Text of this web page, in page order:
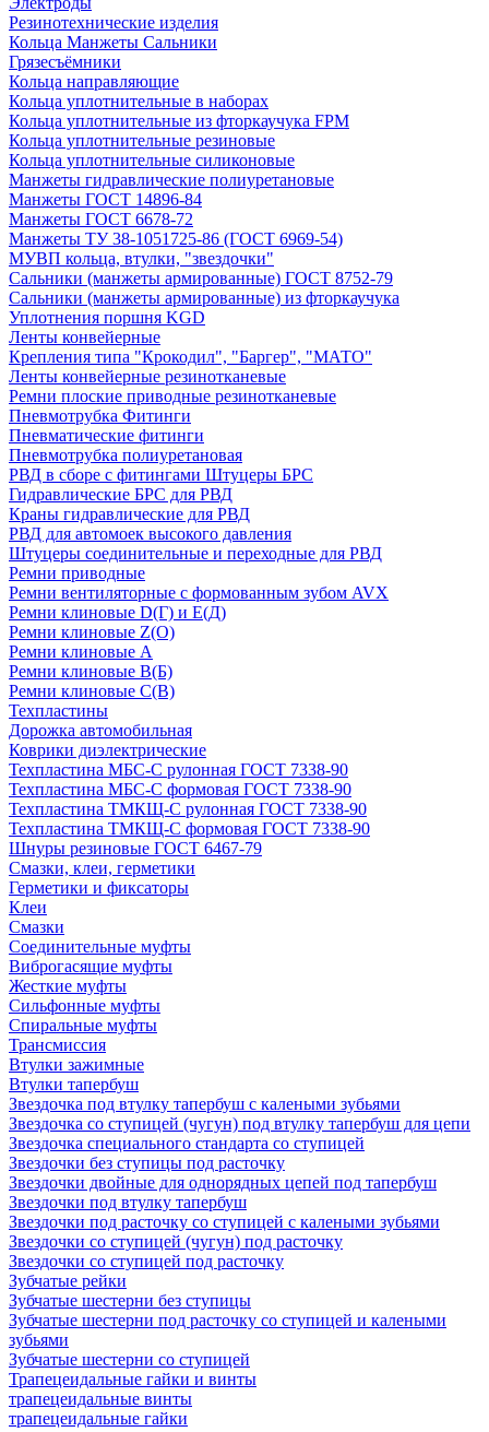
Резинотехнические изделия
Кольца Манжеты Сальники
Грязесъёмники
Кольца направляющие
Кольца уплотнительные в наборах
Кольца уплотнительные из фторкаучука FPM
Кольца уплотнительные резиновые
Кольца уплотнительные силиконовые
Манжеты гидравлические полиуретановые
Манжеты ГОСТ 14896-84
Манжеты ГОСТ 6678-72
Манжеты ТУ 38-1051725-86 (ГОСТ 6969-54)
МУВП кольца, втулки, "звездочки"
Сальники (манжеты армированные) ГОСТ 8752-79
Сальники (манжеты армированные) из фторкаучука
Уплотнения поршня KGD
Ленты конвейерные
Крепления типа "Крокодил", "Баргер", "МАТО"
Ленты конвейерные резинотканевые
Ремни плоские приводные резинотканевые
Пневмотрубка Фитинги
Пневматические фитинги
Пневмотрубка полиуретановая
РВД в сборе с фитингами Штуцеры БРС
Гидравлические БРС для РВД
Краны гидравлические для РВД
РВД для автомоек высокого давления
Штуцеры соединительные и переходные для РВД
Ремни приводные
Ремни вентиляторные с формованным зубом AVX
Ремни клиновые D(Г) и Е(Д)
Ремни клиновые Z(О)
Ремни клиновые А
Ремни клиновые В(Б)
Ремни клиновые С(В)
Техпластины
Дорожка автомобильная
Коврики диэлектрические
Техпластина МБС-С рулонная ГОСТ 7338-90
Техпластина МБС-С формовая ГОСТ 7338-90
Техпластина ТМКЩ-С рулонная ГОСТ 7338-90
Техпластина ТМКЩ-С формовая ГОСТ 7338-90
Шнуры резиновые ГОСТ 6467-79
Смазки, клеи, герметики
Герметики и фиксаторы
Клеи
Смазки
Соединительные муфты
Виброгасящие муфты
Жесткие муфты
Сильфонные муфты
Спиральные муфты
Трансмиссия
Втулки зажимные
Втулки тапербуш
Звездочка под втулку тапербуш c калеными зубьями
Звездочка со ступицей (чугун) под втулку тапербуш для цепи
Звездочка специального стандарта со ступицей
Звездочки без ступицы под расточку
Звездочки двойные для однорядных цепей под тапербуш
Звездочки под втулку тапербуш
Звездочки под расточку со ступицей с калеными зубьями
Звездочки со ступицей (чугун) под расточку
Звездочки со ступицей под расточку
Зубчатые рейки
Зубчатые шестерни без ступицы
Зубчатые шестерни под расточку со ступицей и калеными
зубьями
Зубчатые шестерни со ступицей
Трапецеидальные гайки и винты
трапецеидальные винты
трапецеидальные гайки